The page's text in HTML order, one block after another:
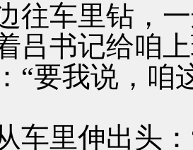
往车里钻，
吕书记给咱
“要我说，咱
车里伸出头